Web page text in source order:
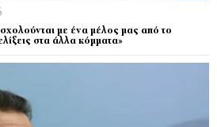
με ένα μέλος μας από το
στα άλλα κόμματα»